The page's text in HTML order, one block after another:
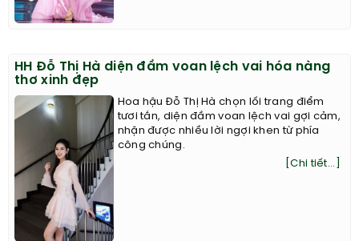
HH Đỗ Thị Hà diện đầm voan lệch vai hóa nàng
thơ xinh đẹp
Hoa hậu Đỗ Thị Hà chọn lối trang điểm
tươi tắn, diện đầm voan lệch vai gợi cảm,
nhận được nhiều lời ngợi khen từ phía
công chúng.
[Chi tiết...]